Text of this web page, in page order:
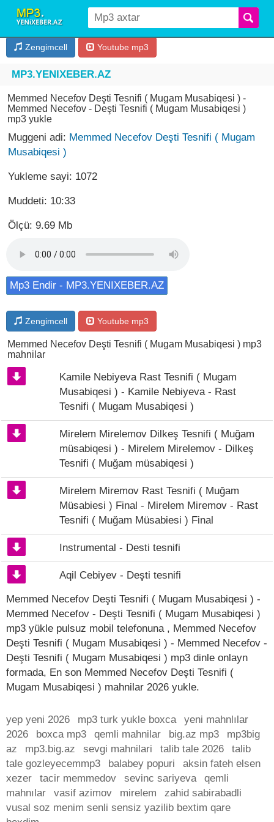
Zengimcell Youtube mp3
MP3.YENIXEBER.AZ
Memmed Necefov Deşti Tesnifi ( Mugam Musabiqesi ) -
Memmed Necefov - Deşti Tesnifi ( Mugam Musabiqesi )
mp3 yukle
Muggeni adi: Memmed Necefov Deşti Tesnifi ( Mugam
Musabiqesi )
Yukleme sayi: 1072
Muddeti: 10:33
Ölçü: 9.69 Mb
Mp3 Endir - MP3.YENIXEBER.AZ
Zengimcell Youtube mp3
Memmed Necefov Deşti Tesnifi ( Mugam Musabiqesi ) mp3
mahnilar
Kamile Nebiyeva Rast Tesnifi ( Mugam
Musabiqesi ) - Kamile Nebiyeva - Rast
Tesnifi ( Mugam Musabiqesi )
Mirelem Mirelemov Dilkeş Tesnifi ( Muğam
müsabiqesi ) - Mirelem Mirelemov - Dilkeş
Tesnifi ( Muğam müsabiqesi )
Mirelem Miremov Rast Tesnifi ( Muğam
Müsabiesi ) Final - Mirelem Miremov - Rast
Tesnifi ( Muğam Müsabiesi ) Final
Instrumental - Desti tesnifi
Aqil Cebiyev - Deşti tesnifi
Memmed Necefov Deşti Tesnifi ( Mugam Musabiqesi ) -
Memmed Necefov - Deşti Tesnifi ( Mugam Musabiqesi )
mp3 yükle pulsuz mobil telefonuna , Memmed Necefov
Deşti Tesnifi ( Mugam Musabiqesi ) - Memmed Necefov -
Deşti Tesnifi ( Mugam Musabiqesi ) mp3 dinle onlayn
formada, En son Memmed Necefov Deşti Tesnifi (
Mugam Musabiqesi ) mahnilar 2026 yukle.
yep yeni 2026 mp3 turk yukle boxca
yeni mahnlılar
2026
boxca mp3 qemli mahnilar big.az mp3
mp3big
az
mp3.big.az sevgi mahnilari talib tale 2026
talib
tale gozleyecemmp3
balabey popuri
aksin fateh elsen
xezer
tacir memmedov sevinc sariyeva
qemli
mahnılar
vasif azimov mirelem
zahid sabirabadli
vusal soz menim senli sensiz yazilib bextim qare